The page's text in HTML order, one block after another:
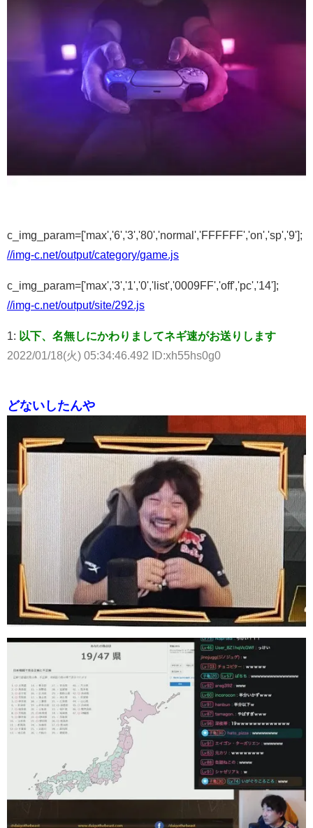
c_img_param=['max','6','3','80','normal','FFFFFF','on','sp','9'];
//img-c.net/output/category/game.js
c_img_param=['max','3','1','0','list','0009FF','off','pc','14'];
//img-c.net/output/site/292.js
1: 以下、名無しにかわりましてネギ速がお送りします
2022/01/18(火) 05:34:46.492 ID:xh55hs0g0
どないしたんや